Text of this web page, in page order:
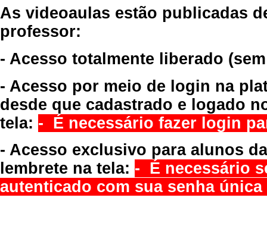
As videoaulas estão publicadas
professor:
- Acesso totalmente liberado
- Acesso por meio de login na
desde que cadastrado e logado
tela: - É necessário fazer login
- Acesso exclusivo para alunos
lembrete na tela: - É necessário
autenticado com sua senha